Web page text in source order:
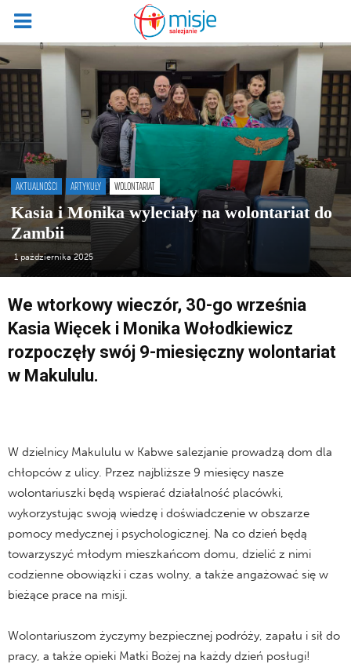
AKTUALNOŚCI ARTYKUŁY WOLONTARIAT
Kasia i Monika wyleciały na wolontariat do
Zambii
1 października 2025
We wtorkowy wieczór, 30-go września
Kasia Więcek i Monika Wołodkiewicz
rozpoczęły swój 9-miesięczny wolontariat
w Makululu.
W dzielnicy Makululu w Kabwe salezjanie prowadzą dom dla
chłopców z ulicy. Przez najbliższe 9 miesięcy nasze
wolontariuszki będą wspierać działalność placówki,
wykorzystując swoją wiedzę i doświadczenie w obszarze
pomocy medycznej i psychologicznej. Na co dzień będą
towarzyszyć młodym mieszkańcom domu, dzielić z nimi
codzienne obowiązki i czas wolny, a także angażować się w
bieżące prace na misji.
Wolontariuszom życzymy bezpiecznej podróży, zapału i sił do
pracy, a także opieki Matki Bożej na każdy dzień posługi!